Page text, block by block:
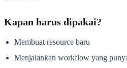
Kapan harus dipakai?
Membuat resource baru
Menjalankan workflow yang